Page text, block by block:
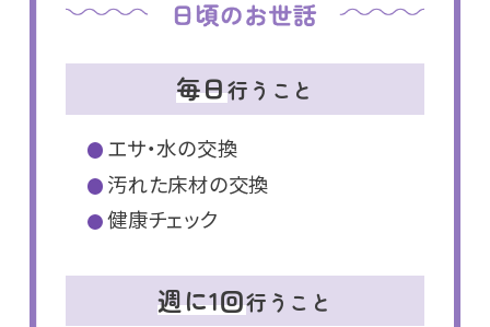
毎日行うこと
エサ・水の交換
汚れた床材の交換
健康チェック
週に1回行うこと